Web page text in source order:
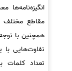
انگیزه‌نامه‌ها
مقاطع مختلف
همچنین با
تفاوت‌هایی با